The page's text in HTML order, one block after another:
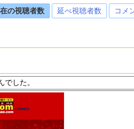
の視聴者数 延べ視聴者数 コメ
でした。